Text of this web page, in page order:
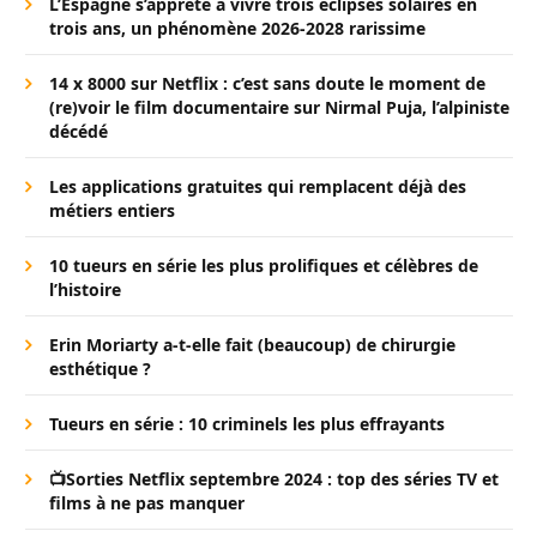
L’Espagne s’apprête à vivre trois éclipses solaires en
trois ans, un phénomène 2026-2028 rarissime
14 x 8000 sur Netflix : c’est sans doute le moment de
(re)voir le film documentaire sur Nirmal Puja, l’alpiniste
décédé
Les applications gratuites qui remplacent déjà des
métiers entiers
10 tueurs en série les plus prolifiques et célèbres de
l’histoire
Erin Moriarty a-t-elle fait (beaucoup) de chirurgie
esthétique ?
Tueurs en série : 10 criminels les plus effrayants
📺Sorties Netflix septembre 2024 : top des séries TV et
films à ne pas manquer